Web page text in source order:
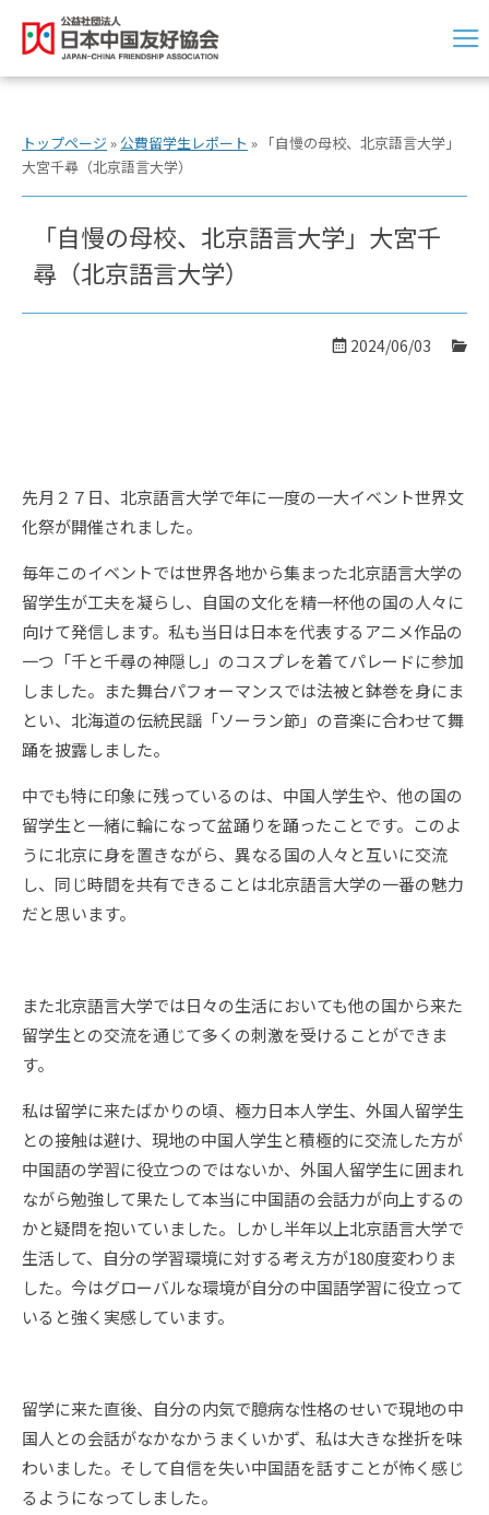
トップページ » 公費留学生レポート » 「自慢の母校、北京語言大学」
大宮千尋（北京語言大学）
「自慢の母校、北京語言大学」大宮千
尋（北京語言大学）
2024/06/03
先月２７日、北京語言大学で年に一度の一大イベント世界文
化祭が開催されました。
毎年このイベントでは世界各地から集まった北京語言大学の
留学生が工夫を凝らし、自国の文化を精一杯他の国の人々に
向けて発信します。私も当日は日本を代表するアニメ作品の
一つ「千と千尋の神隠し」のコスプレを着てパレードに参加
しました。また舞台パフォーマンスでは法被と鉢巻を身にま
とい、北海道の伝統民謡「ソーラン節」の音楽に合わせて舞
踊を披露しました。
中でも特に印象に残っているのは、中国人学生や、他の国の
留学生と一緒に輪になって盆踊りを踊ったことです。このよ
うに北京に身を置きながら、異なる国の人々と互いに交流
し、同じ時間を共有できることは北京語言大学の一番の魅力
だと思います。
また北京語言大学では日々の生活においても他の国から来た
留学生との交流を通じて多くの刺激を受けることができま
す。
私は留学に来たばかりの頃、極力日本人学生、外国人留学生
との接触は避け、現地の中国人学生と積極的に交流した方が
中国語の学習に役立つのではないか、外国人留学生に囲まれ
ながら勉強して果たして本当に中国語の会話力が向上するの
かと疑問を抱いていました。しかし半年以上北京語言大学で
生活して、自分の学習環境に対する考え方が180度変わりま
した。今はグローバルな環境が自分の中国語学習に役立って
いると強く実感しています。
留学に来た直後、自分の内気で臆病な性格のせいで現地の中
国人との会話がなかなかうまくいかず、私は大きな挫折を味
わいました。そして自信を失い中国語を話すことが怖く感じ
るようになってしました。